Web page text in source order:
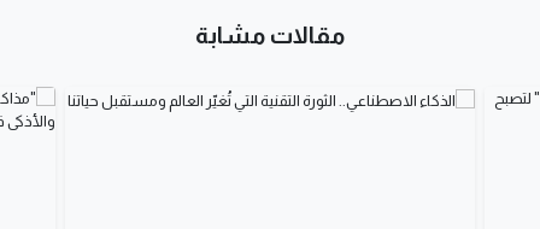
مقالات مشابة